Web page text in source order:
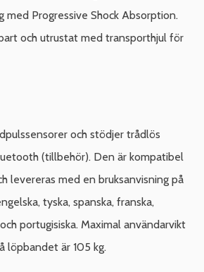
Progressive Shock Absorption.
och utrustat med transporthjul för
och stödjer trådlös
(tillbehör). Den är kompatibel
levereras med en bruksanvisning på
tyska, spanska, franska,
portugisiska. Maximal användarvikt
löpbandet är 105 kg.